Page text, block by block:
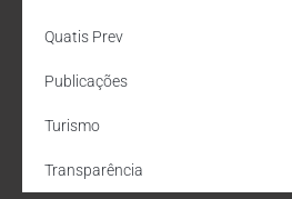
Quatis Prev
Publicações
Turismo
Transparência